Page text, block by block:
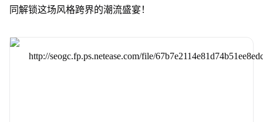
同解锁这场风格跨界的潮流盛宴！